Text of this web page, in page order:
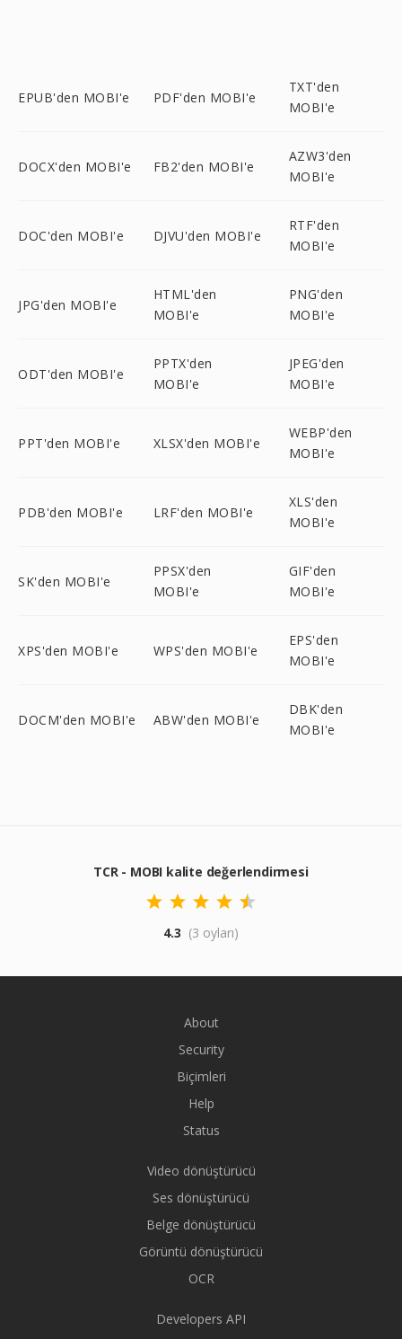
EPUB'den MOBI'e PDF'den MOBI'e
TXT'den
MOBI'e
DOCX'den MOBI'e FB2'den MOBI'e
AZW3'den
MOBI'e
DOC'den MOBI'e DJVU'den MOBI'e
RTF'den
MOBI'e
JPG'den MOBI'e
HTML'den
MOBI'e
PNG'den
MOBI'e
ODT'den MOBI'e
PPTX'den
MOBI'e
JPEG'den
MOBI'e
PPT'den MOBI'e XLSX'den MOBI'e
WEBP'den
MOBI'e
PDB'den MOBI'e LRF'den MOBI'e
XLS'den
MOBI'e
SK'den MOBI'e
PPSX'den
MOBI'e
GIF'den
MOBI'e
XPS'den MOBI'e WPS'den MOBI'e
EPS'den
MOBI'e
DOCM'den MOBI'e ABW'den MOBI'e
DBK'den
MOBI'e
TCR - MOBI kalite değerlendirmesi
4.3 (3 oyları)
About
Security
Biçimleri
Help
Status
Video dönüştürücü
Ses dönüştürücü
Belge dönüştürücü
Görüntü dönüştürücü
OCR
Developers API